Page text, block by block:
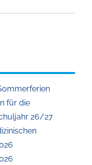
für die
26/27